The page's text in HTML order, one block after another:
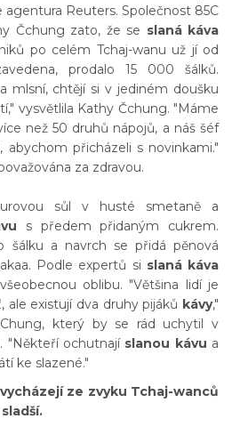
Reuters. Společnost 85C
Čchung zato, že se slaná káva
po celém Tchaj-wanu už jí od
prodalo 15 000 šálků.
mlsní, chtějí si v jediném doušku
vysvětlila Kathy Čchung. "Máme
než 50 druhů nápojů, a náš šéf
abychom přicházeli s novinkami."
za zdravou.
sůl v husté smetaně a
s předem přidaným cukrem.
šálku a navrch se přidá pěnová
Podle expertů si slaná káva
oblibu. "Většina lidí je
ale existují dva druhy pijáků kávy,"
který by se rád uchytil v
"Někteří ochutnají slanou kávu a
ke slazené."
ze zvyku Tchaj-wanců